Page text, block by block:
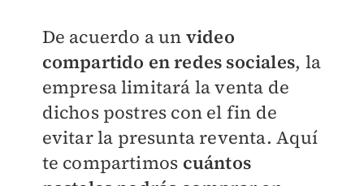
De acuerdo a un video
compartido en redes sociales, la
empresa limitará la venta de
dichos postres con el fin de
evitar la presunta reventa. Aquí
te compartimos cuántos